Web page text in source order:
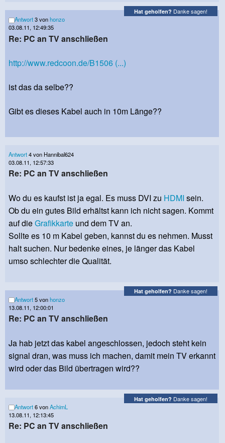
Hat geholfen? Danke sagen!
Antwort3 vonhonzo
03.08.11, 12:49:35
Re: PC an TV anschließen
http://www.redcoon.de/B1506 (...)
ist das da selbe??
Gibt es dieses Kabel auch in 10m Länge??
Antwort4 von Hannibal624
03.08.11, 12:57:33
Re: PC an TV anschließen
Wo du es kaufst ist ja egal. Es muss DVI zu HDMI sein.
Ob du ein gutes Bild erhältst kann ich nicht sagen. Kommt
auf dieGrafikkarte und dem TV an.
Sollte es 10 m Kabel geben, kannst du es nehmen. Musst
halt suchen. Nur bedenke eines, je länger das Kabel
umso schlechter die Qualität.
Hat geholfen? Danke sagen!
Antwort5 vonhonzo
13.08.11, 12:00:01
Re: PC an TV anschließen
Ja hab jetzt das kabel angeschlossen, jedoch steht kein
signal dran, was muss ich machen, damit mein TV erkannt
wird oder das Bild übertragen wird??
Hat geholfen? Danke sagen!
Antwort6 vonAchimL
13.08.11, 12:13:45
Re: PC an TV anschließen